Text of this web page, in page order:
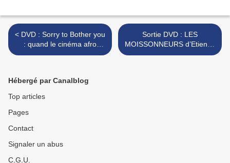
< DVD : Sorry to Bother you
: quand le cinéma afro
américain ose- et réussit- le
Sortie DVD : LES
MOISSONNEURS d’Etienne
Kallos >
Hébergé par Canalblog
Top articles
Pages
Contact
Signaler un abus
C.G.U.